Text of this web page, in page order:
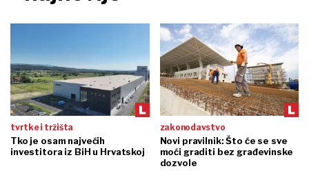
tvrtke i tržišta
Tko je osam najvećih
investitora iz BiH u Hrvatskoj
zakonodavstvo
Novi pravilnik: Što će se sve
moći graditi bez građevinske
dozvole